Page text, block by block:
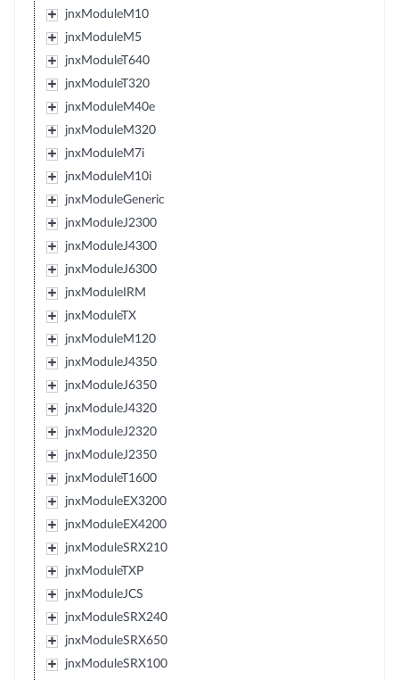
jnxModuleM10
jnxModuleM5
jnxModuleT640
jnxModuleT320
jnxModuleM40e
jnxModuleM320
jnxModuleM7i
jnxModuleM10i
jnxModuleGeneric
jnxModuleJ2300
jnxModuleJ4300
jnxModuleJ6300
jnxModuleIRM
jnxModuleTX
jnxModuleM120
jnxModuleJ4350
jnxModuleJ6350
jnxModuleJ4320
jnxModuleJ2320
jnxModuleJ2350
jnxModuleT1600
jnxModuleEX3200
jnxModuleEX4200
jnxModuleSRX210
jnxModuleTXP
jnxModuleJCS
jnxModuleSRX240
jnxModuleSRX650
jnxModuleSRX100